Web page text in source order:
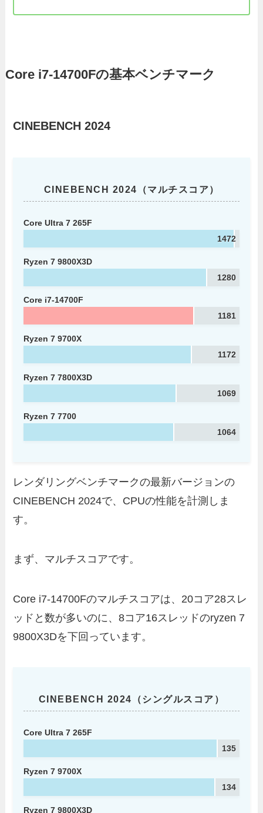
Core i7-14700Fの基本ベンチマーク
CINEBENCH 2024
CINEBENCH 2024（マルチスコア）
Core Ultra 7 265F
1472
Ryzen 7 9800X3D
1280
Core i7-14700F
1181
Ryzen 7 9700X
1172
Ryzen 7 7800X3D
1069
Ryzen 7 7700
1064
レンダリングベンチマークの最新バージョンの
CINEBENCH 2024で、CPUの性能を計測しま
す。
まず、マルチスコアです。
Core i7-14700Fのマルチスコアは、20コア28スレ
ッドと数が多いのに、8コア16スレッドのryzen 7
9800X3Dを下回っています。
CINEBENCH 2024（シングルスコア）
Core Ultra 7 265F
135
Ryzen 7 9700X
134
Ryzen 7 9800X3D